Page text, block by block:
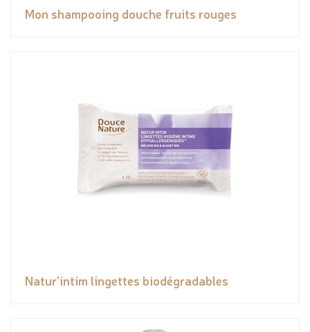
Mon shampooing douche fruits rouges
Natur'intim lingettes biodégradables